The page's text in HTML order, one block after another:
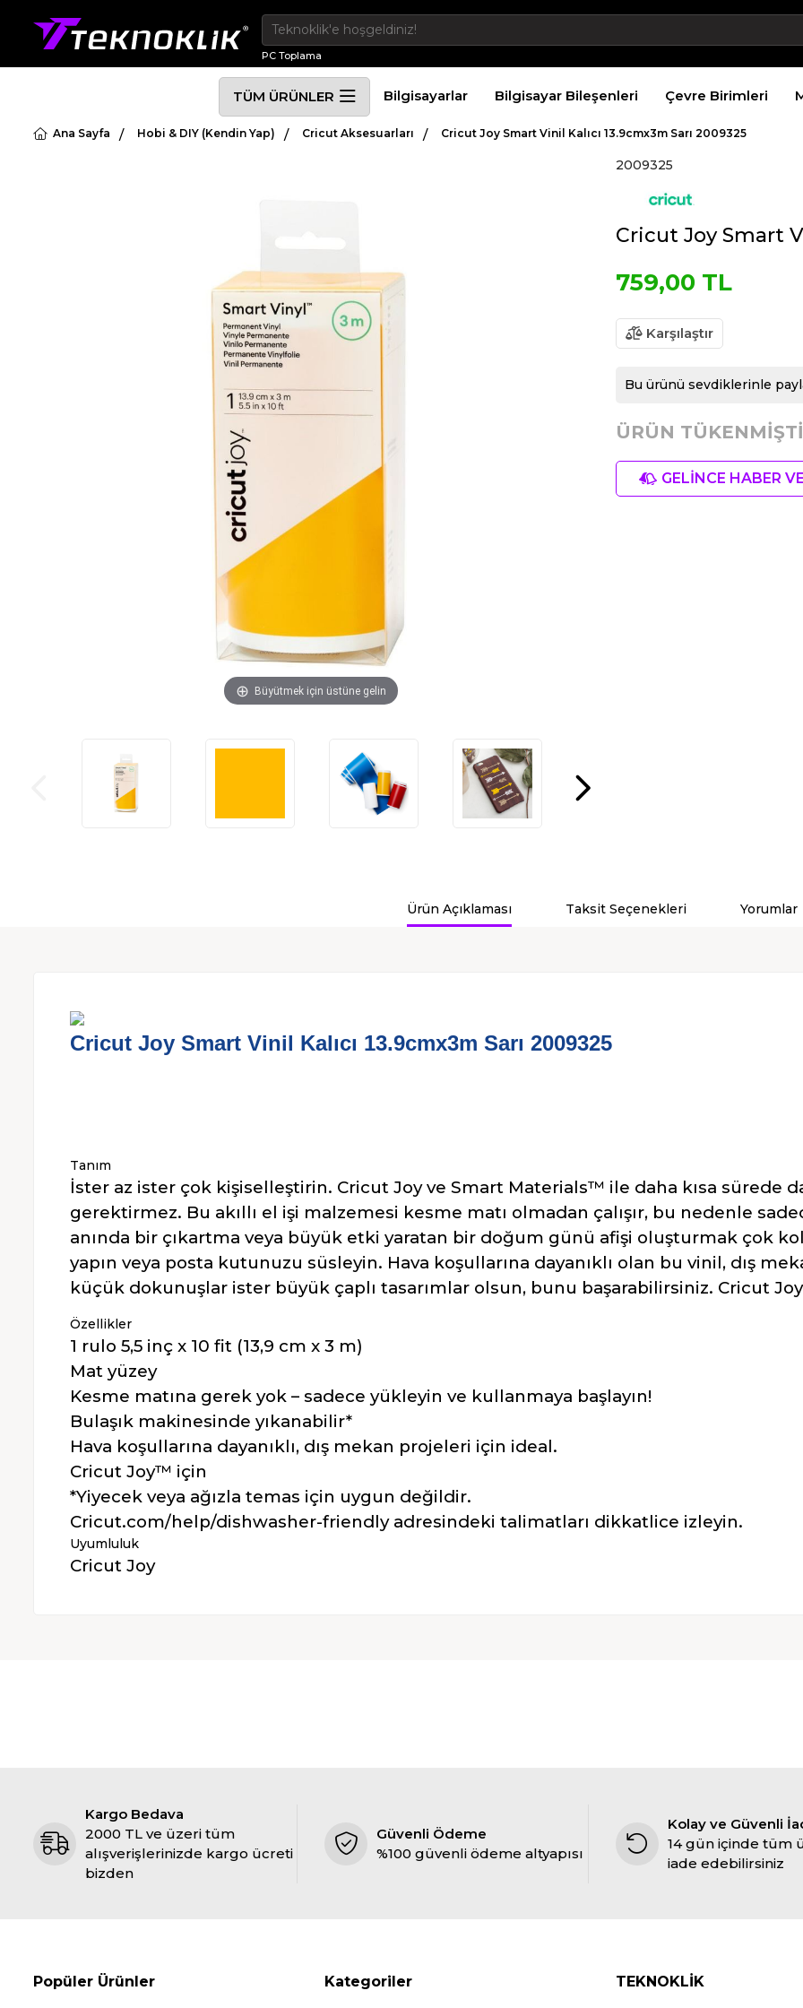
PC Toplama
TÜM ÜRÜNLER Bilgisayarlar Bilgisayar Bileşenleri Çevre Birimleri
Ana Sayfa Hobi & DIY (Kendin Yap) Cricut Aksesuarları Cricut Joy Smart Vinil Kalıcı 13.9cmx3m Sarı 2009325
Büyütmek için üstüne gelin
2009325
Cricut Joy Smart
759,00 TL
Karşılaştır
Bu ürünü sevdiklerinle
ÜRÜN
GELİNCE HABER
Ürün Açıklaması Taksit Seçenekleri Yorumlar
Cricut Joy Smart Vinil Kalıcı 13.9cmx3m Sarı 2009325
Tanım
İster az ister çok kişiselleştirin. Cricut Joy ve Smart Materials™ ile daha kısa sürede
gerektirmez. Bu akıllı el işi malzemesi kesme matı olmadan çalışır, bu nedenle
anında bir çıkartma veya büyük etki yaratan bir doğum günü afişi oluşturmak çok
yapın veya posta kutunuzu süsleyin. Hava koşullarına dayanıklı olan bu vinil, dış
küçük dokunuşlar ister büyük çaplı tasarımlar olsun, bunu başarabilirsiniz. Cricut
Özellikler
1 rulo 5,5 inç x 10 fit (13,9 cm x 3 m)
Mat yüzey
Kesme matına gerek yok – sadece yükleyin ve kullanmaya başlayın!
Bulaşık makinesinde yıkanabilir*
Hava koşullarına dayanıklı, dış mekan projeleri için ideal.
Cricut Joy™ için
*Yiyecek veya ağızla temas için uygun değildir.
Cricut.com/help/dishwasher-friendly adresindeki talimatları dikkatlice izleyin.
Uyumluluk
Cricut Joy
Kargo Bedava
2000 TL ve üzeri tüm
alışverişlerinizde kargo ücreti
bizden
Güvenli Ödeme
%100 güvenli ödeme altyapısı
Kolay ve Güvenli
14 gün içinde tüm
iade edebilirsiniz
Popüler Ürünler Kategoriler TEKNOKLİK